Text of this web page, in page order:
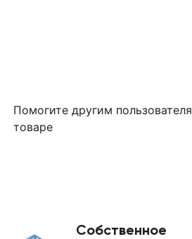
Помогите другим
товаре
Собственное